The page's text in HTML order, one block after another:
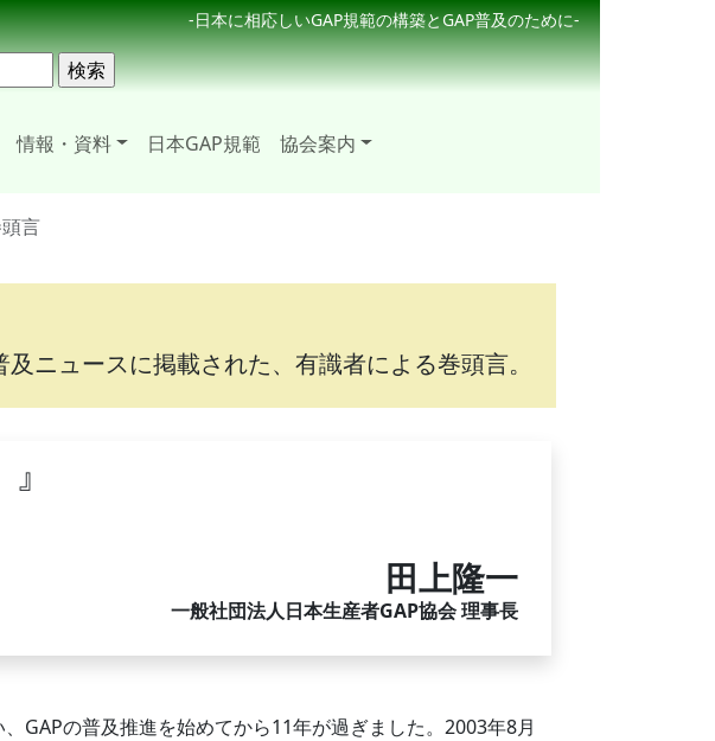
-日本に相応しいGAP規範の構築とGAP普及のために-
情報・資料 日本GAP規範 協会案内
言
ニュースに掲載された、有識者による巻頭言。
田上隆一
一般社団法人日本生産者GAP協会 理事長
GAPの普及推進を始めてから11年が過ぎました。2003年8月